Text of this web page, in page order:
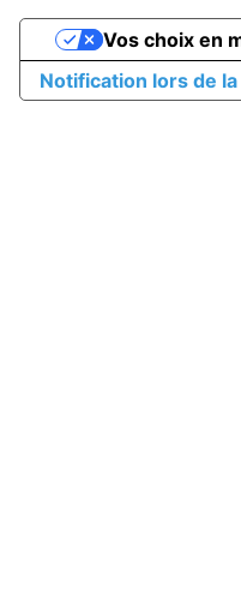
Notification lors de
Vos choix en